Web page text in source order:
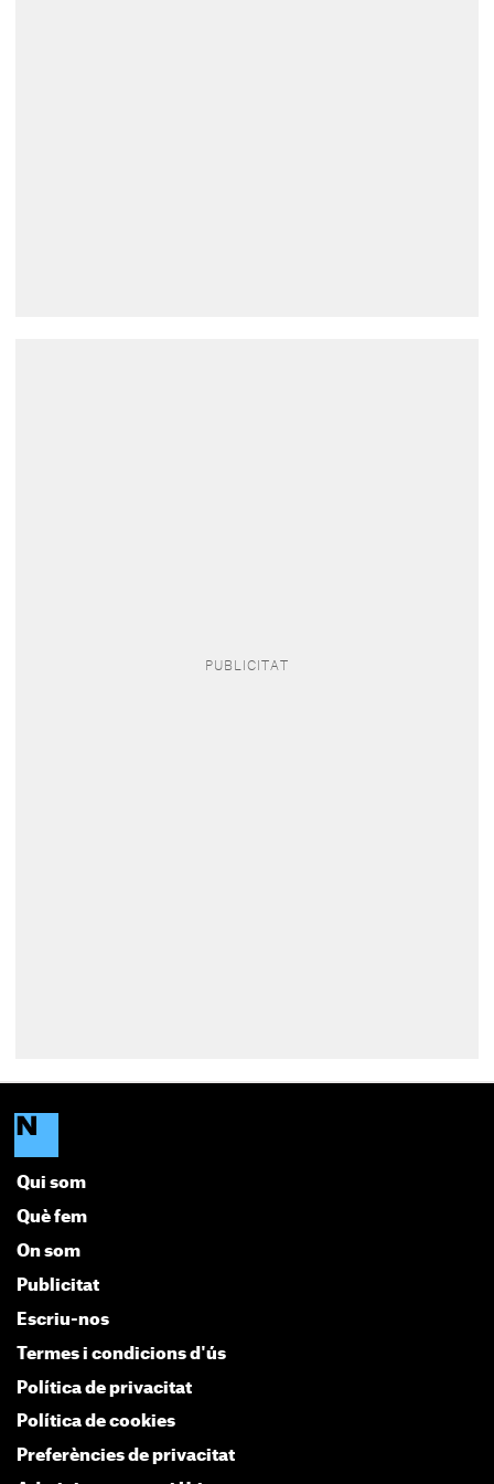
Qui som
Què fem
On som
Publicitat
Escriu-nos
Termes i condicions d'ús
Política de privacitat
Política de cookies
Preferències de privacitat